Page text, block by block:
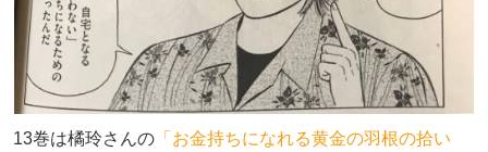
13巻は橘玲さんの「お金持ちになれる黄金の羽根の拾い